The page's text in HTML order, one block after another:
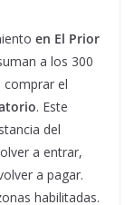
en El Prior
a los 300
comprar el
. Este
del
a entrar,
a pagar.
habilitadas.